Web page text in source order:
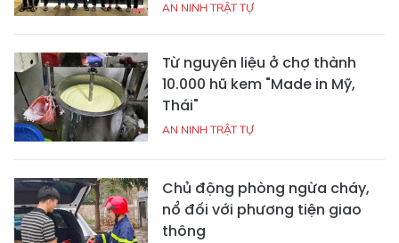
AN NINH TRẬT TỰ
Từ nguyên liệu ở chợ thành
10.000 hũ kem "Made in Mỹ,
Thái"
AN NINH TRẬT TỰ
Chủ động phòng ngừa cháy,
nổ đối với phương tiện giao
thông